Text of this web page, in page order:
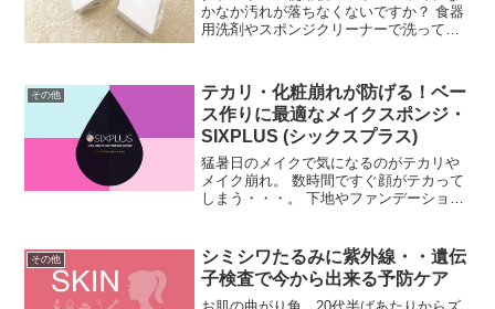
かなか汚れが落ちなくないですか？ 食器
用洗剤やスポンジクリーナーで洗って
ンジングオイルを使う方法。かなり綺麗
に落ちますよ。ダブルウ...
その他
テカリ・化粧崩れが防げる！ベー
ス作りに最適なメイクスポンジ・
SIXPLUS (シックスプラス)
猛暑日のメイクで気になるのがテカリや
メイク崩れ。 数時間ですぐ顔がテカって
しまう・・・。 下地やファンデーション
のが、多機能メイクスポンジ、SIXPLUS
(シックス...
その他
シミシワたるみに紫外線・・遺伝
子検査で今から出来る予防ケア